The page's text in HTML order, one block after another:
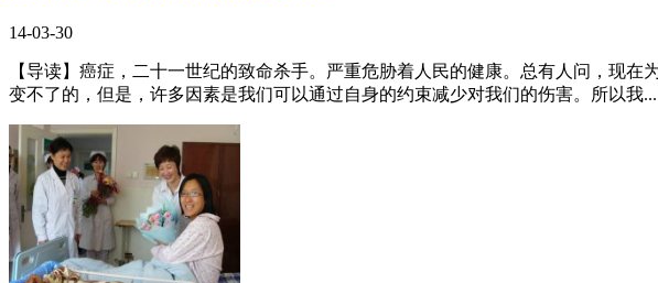
14-03-30
【导读】癌症，二十一世纪的致命杀手。严重危胁着人民的健康。总有人问，现
变不了的，但是，许多因素是我们可以通过自身的约束减少对我们的伤害。所以我...